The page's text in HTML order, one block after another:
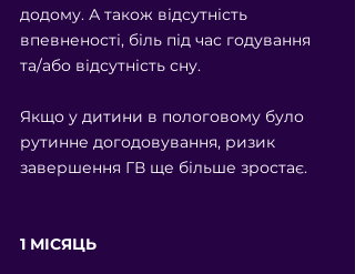
додому. А також відсутність
впевненості, біль під час годування
та/або відсутність сну.
Якщо у дитини в пологовому було
рутинне догодовування, ризик
завершення ГВ ще більше зростає.
1 МІСЯЦЬ